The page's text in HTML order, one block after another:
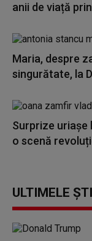
anii de viață
Maria, despre
singurătate, la
Surprize uriașe
o scenă
ULTIMELE